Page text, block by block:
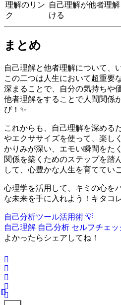
理解のリン
ク
自己理解が他者理
ける
まとめ
自己理解と他者理解について、
この二つは人生において超重要
深まることで、自分の気持ちや
他者理解をすることで人間関係
ぴ！✨
これからも、自己理解を深める
やエクササイズを使って、楽し
かりみが深い、エモい瞬間をた
関係を築くためのステップを踏
して、心豊かな人生を育ててい
心理学を活用して、キミの心を
な未来を手に入れよう！キタコ
自己分析ツール活用術 💡
自己理解 自己分析 セルフチェッ
よかったらシェアしてね！